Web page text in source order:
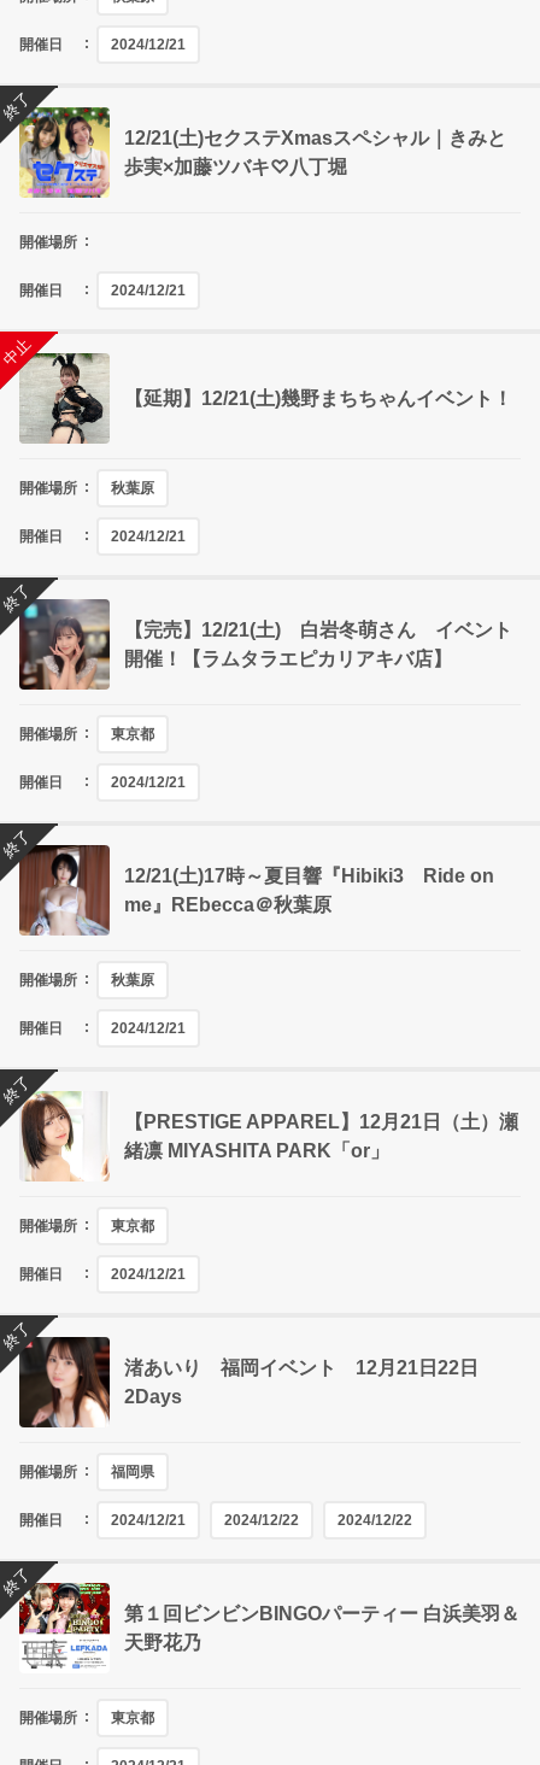
開催日 2024/12/21
12/21(土)セクステXmasスペシャル｜きみと
歩実×加藤ツバキ♡八丁堀
開催場所
開催日 2024/12/21
終了
【延期】12/21(土)幾野まちちゃんイベント！
開催場所 秋葉原
開催日 2024/12/21
終了
中止
【完売】12/21(土) 白岩冬萌さん イベント
開催！【ラムタラエピカリアキバ店】
開催場所 東京都
開催日 2024/12/21
終了
12/21(土)17時～夏目響『Hibiki3 Ride on
me』REbecca＠秋葉原
開催場所 秋葉原
開催日 2024/12/21
終了
【PRESTIGE APPAREL】12月21日（土）瀬
緒凛 MIYASHITA PARK「or」
開催場所 東京都
開催日 2024/12/21
終了
渚あいり 福岡イベント 12月21日22日
2Days
開催場所 福岡県
開催日 2024/12/21 2024/12/22 2024/12/22
終了
第１回ビンビンBINGOパーティー 白浜美羽＆
天野花乃
開催場所 東京都
終了